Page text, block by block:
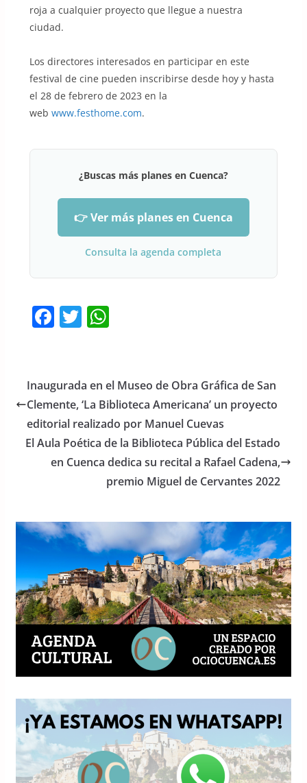
roja a cualquier proyecto que llegue a nuestra
ciudad.
Los directores interesados en participar en este
festival de cine pueden inscribirse desde hoy y hasta
el 28 de febrero de 2023 en la
web www.festhome.com.
¿Buscas más planes en Cuenca?
👉 Ver más planes en Cuenca
Consulta la agenda completa
F
e
b
o
o
k
T
er
W
s
A
p
p
Inaugurada en el Museo de Obra Gráfica de San
Clemente, ‘La Biblioteca Americana’ un proyecto
editorial realizado por Manuel Cuevas
El Aula Poética de la Biblioteca Pública del Estado
en Cuenca dedica su recital a Rafael Cadena,
premio Miguel de Cervantes 2022